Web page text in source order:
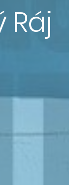
Ráj